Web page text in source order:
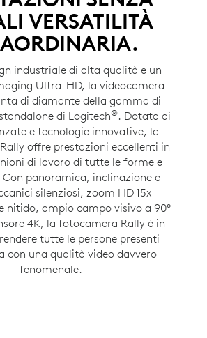
VERSATILITÀ
industriale di alta qualità e un
Ultra-HD, la videocamera
di diamante della gamma di
di Logitech®. Dotata di
e tecnologie innovative, la
offre prestazioni eccellenti in
di lavoro di tutte le forme e
panoramica, inclinazione e
silenziosi, zoom HD 15x
nitido, ampio campo visivo a 90°
4K, la fotocamera Rally è in
tutte le persone presenti
con una qualità video davvero
fenomenale.